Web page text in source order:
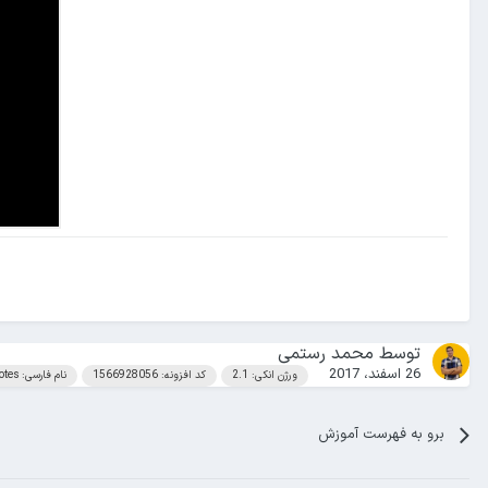
توسط محمد رستمی
26 اسفند، 2017 ورژن انکی: 2.1 کد افزونه: 1566928056 نام فارسی: Copy notes
برو به فهرست آموزش